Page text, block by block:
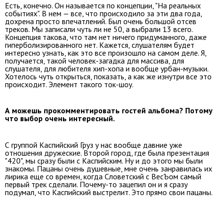
Есть, конечно. Он называется по концепции, "На реальных
событиях". В нем — все, что происходило за эти два года,
дохрена просто впечатлений. Был очень большой отсев
треков. Мы записали чуть ли не 50, а выбрали 13 всего.
Концепция такова, что там нет ничего придуманного, даже
гиперболизированного нет. Кажется, слушателям будет
интересно узнать, как это все произошло на самом деле. Я,
получается, такой человек-загадка для массива, для
слушателя, для любителя хип-хопа и вообще урбан-музыки.
Хотелось чуть открыться, показать, а как же изнутри все это
происходит. Элемент такого ток-шоу.
А можешь прокомментировать гостей альбома? Потому
что выбор очень интересный.
С группой Каспийский Груз у нас вообще давние уже
отношения дружеские. Второй город, где была презентация
"420", мы сразу были с Каспийским. Ну и до этого мы были
знакомы. Пацаны очень душевные, мне очень занравилась их
лирика еще со времен, когда Словетский с ВесЪом самый
первый трек сделали. Почему-то зацепил он и я сразу
подумал, что Каспийский выстрелит. Это прямо свои пацаны.